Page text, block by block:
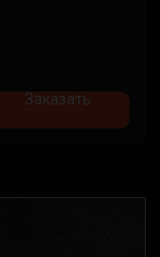
Заказать